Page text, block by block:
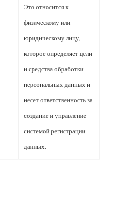
Это относится к
физическому или
юридическому лицу,
которое определяет цели
и средства обработки
персональных данных и
несет ответственность за
создание и управление
системой регистрации
данных.